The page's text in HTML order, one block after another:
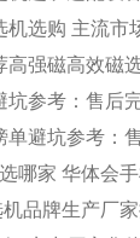
机选购 主流市
高强磁高效磁